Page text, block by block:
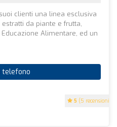
5 (5 recensioni)
clienti una linea esclusiva
da piante e frutta,
Alimentare, ed un
telefono